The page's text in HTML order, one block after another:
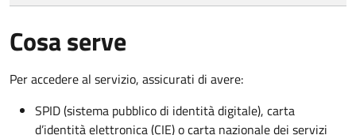
Cosa serve
Per accedere al servizio, assicurati di avere:
SPID (sistema pubblico di identità digitale), carta
d’identità elettronica (CIE) o carta nazionale dei servizi